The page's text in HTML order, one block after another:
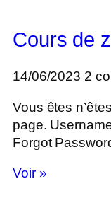
Cours de
14/06/2023 2
Vous êtes
page.
Forgot
Voir »